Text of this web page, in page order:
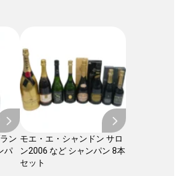
ン
パ
モエ・エ・シャンドン サロ
ン2006 など シャンパン 8本
セット